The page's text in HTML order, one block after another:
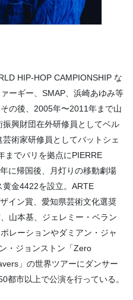
HIP-HOP CAMPIONSHIP な
ーギー、SMAP、浜崎あゆみ等
の後、2005年〜2011年まで山
興財団在外研修員としてベル
術家研修員としてバットシェ
までパリを拠点にPIERRE
に帰国後、月灯りの移動劇場
金4422を設立。ARTE
イン賞、愛知県芸術文化選奨
山本基、ジェレミー・ベラン
レーションやダミアン・ジャ
・ジョンストン「Zero
」の世界ツアーにダンサー
都市以上で公演を行っている。